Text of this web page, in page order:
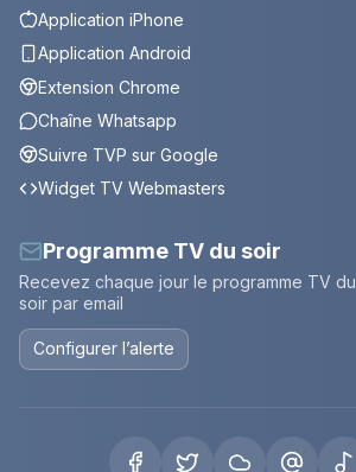
Application iPhone
Application Android
Extension Chrome
Chaîne Whatsapp
Suivre TVP sur Google
Widget TV Webmasters
Programme TV du soir
Recevez chaque jour le programme TV du
soir par email
Configurer l’alerte